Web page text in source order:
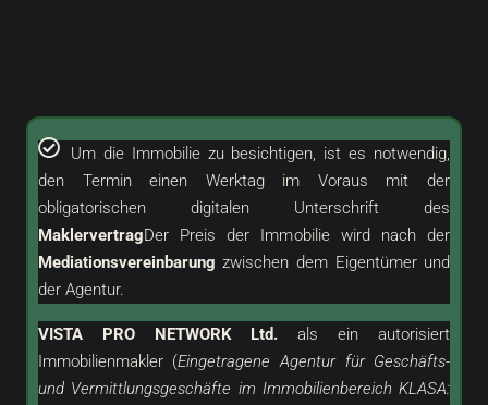
Um die Immobilie zu besichtigen, ist es notwendig,
den Termin einen Werktag im Voraus mit der
obligatorischen digitalen Unterschrift des
MaklervertragDer Preis der Immobilie wird nach der
Mediationsvereinbarung zwischen dem Eigentümer und
der Agentur.
VISTA PRO NETWORK Ltd. als einautorisiert
Immobilienmakler (Eingetragene Agentur für Geschäfts-
und Vermittlungsgeschäfte im Immobilienbereich KLASA: